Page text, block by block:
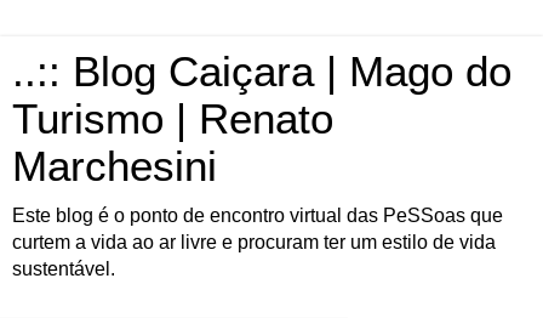
..:: Blog Caiçara | Mago do
Turismo | Renato
Marchesini
Este blog é o ponto de encontro virtual das PeSSoas que
curtem a vida ao ar livre e procuram ter um estilo de vida
sustentável.